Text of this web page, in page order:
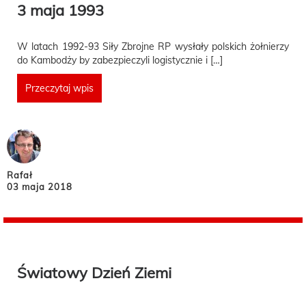
3 maja 1993
W latach 1992-93 Siły Zbrojne RP wysłały polskich żołnierzy
do Kambodży by zabezpieczyli logistycznie i […]
Przeczytaj wpis
Rafał
03 maja 2018
Światowy Dzień Ziemi